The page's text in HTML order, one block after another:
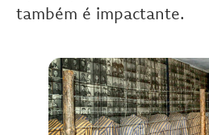
também é impactante.